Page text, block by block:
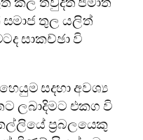
තුල යලිත්
සාකච්ඡා වි
සදහා අවශ්‍ය
ලබාදිමට එකග වි
ප්‍රබලයෙකු